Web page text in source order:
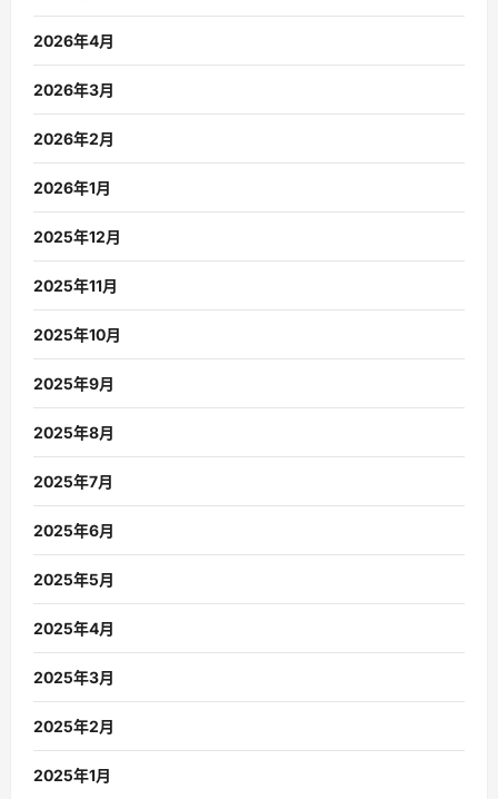
2026年4月
2026年3月
2026年2月
2026年1月
2025年12月
2025年11月
2025年10月
2025年9月
2025年8月
2025年7月
2025年6月
2025年5月
2025年4月
2025年3月
2025年2月
2025年1月